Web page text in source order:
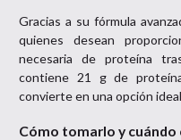
Gracias a su fórmula
quienes desean
necesaria de proteína
contiene 21 g de
convierte en una opción
Cómo tomarlo y cuándo